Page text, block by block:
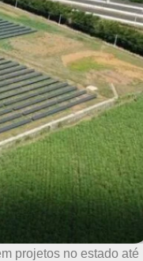
projetos no estado até